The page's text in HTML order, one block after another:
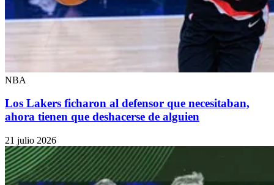
NBA
Los Lakers ficharon al defensor que necesitaban,
ahora tienen que deshacerse de alguien
21 julio 2026